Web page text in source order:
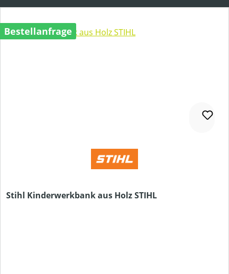
Bestellanfrage
Stihl Kinderwerkbank aus Holz STIHL